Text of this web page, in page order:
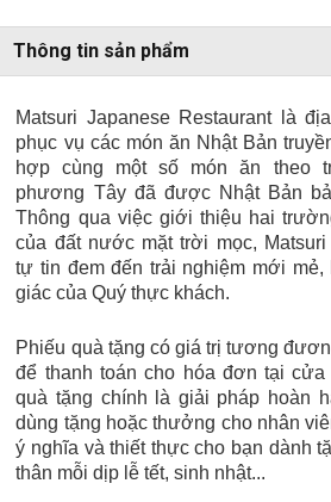
Thông tin sản phẩm
Matsuri Japanese Restaurant là
phục vụ các món ăn Nhật Bản
hợp cùng một số món ăn theo
phương Tây đã được Nhật Bản
Thông qua việc giới thiệu hai
của đất nước mặt trời mọc, Matsuri
tự tin đem đến trải nghiệm mới mẻ,
giác của Quý thực khách.
Phiếu quà tặng có giá trị tương
để thanh toán cho hóa đơn tại
quà tặng chính là giải pháp hoàn
dùng tặng hoặc thưởng cho nhân
ý nghĩa và thiết thực cho bạn dành
thân mỗi dịp lễ tết, sinh nhật...